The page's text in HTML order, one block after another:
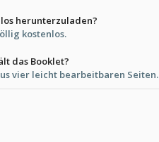
herunterzuladen?
kostenlos.
das Booklet?
vier leicht bearbeitbaren Seiten.